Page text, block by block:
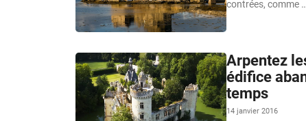
contrées, comme …
Arpentez
édifice
temps
14 janvier 2016